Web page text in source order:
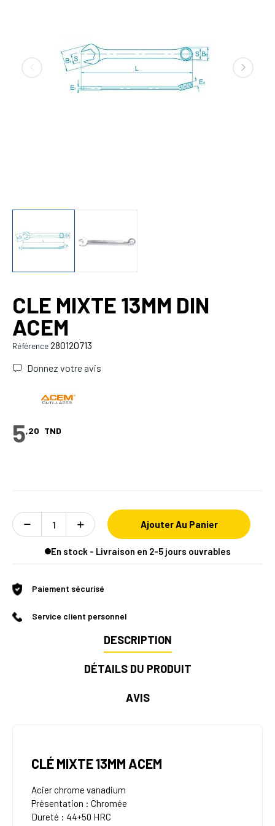
CLE MIXTE 13MM DIN
ACEM
Référence280120713
Donnez votre avis
5,20 TND
Ajouter Au Panier
En stock - Livraison en 2-5 jours ouvrables
Paiement sécurisé
Service client personnel
DESCRIPTION
DÉTAILS DU PRODUIT
AVIS
CLÉ MIXTE 13MM ACEM
Acier chrome vanadium
Présentation : Chromée
Dureté : 44+50 HRC